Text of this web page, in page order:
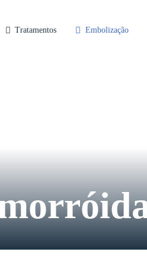
Tratamentos Embolização